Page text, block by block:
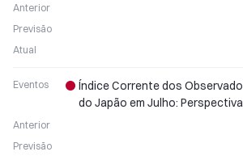
Anterior
Previsão
Atual
Eventos
Índice Corrente dos
do Japão em Julho:
Anterior
Previsão